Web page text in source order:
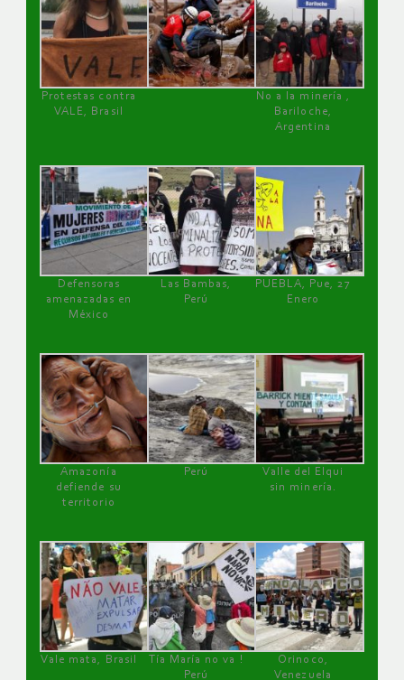
Protestas contra
VALE, Brasil
No a la minería ,
Bariloche,
Argentina
Defensoras
amenazadas en
México
Las Bambas,
Perú
PUEBLA, Pue, 27
Enero
Amazonía
defiende su
territorio
Perú
Valle del Elqui
sin minería.
Vale mata, Brasil
Tía María no va !
Perú
Orinoco,
Venezuela